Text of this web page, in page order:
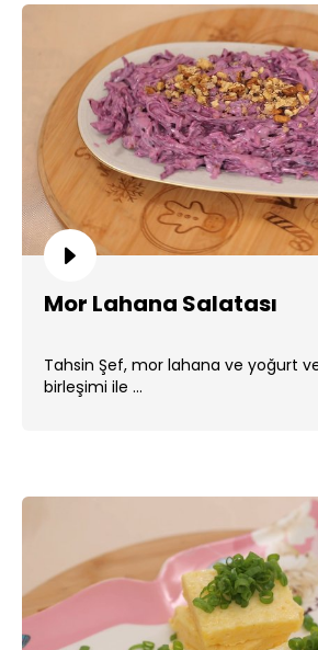
Mor Lahana Salatası
Tahsin Şef, mor lahana ve yoğurt ve
birleşimi ile ...